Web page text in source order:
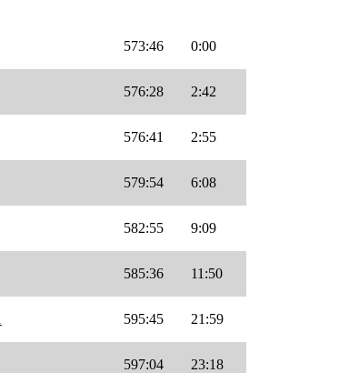
573:46 0:00
576:28 2:42
576:41 2:55
579:54 6:08
582:55 9:09
585:36 11:50
595:45 21:59
597:04 23:18